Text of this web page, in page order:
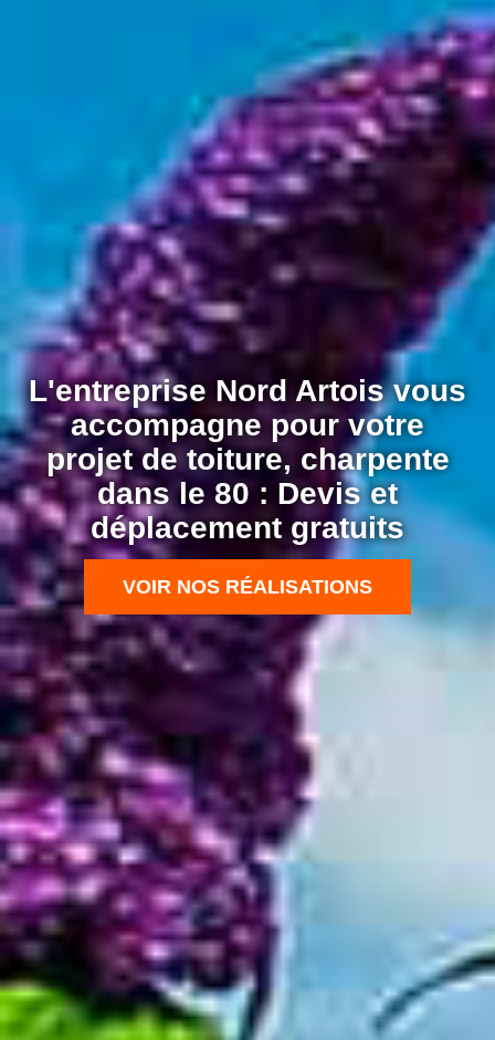
L'entreprise Nord Artois vous
accompagne pour votre
projet de toiture, charpente
dans le 80 : Devis et
déplacement gratuits
VOIR NOS RÉALISATIONS